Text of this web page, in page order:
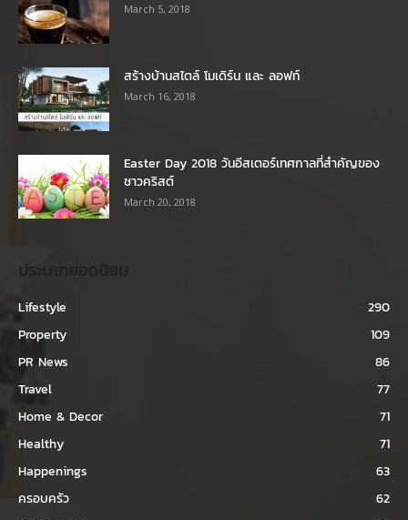
March 5, 2018
สร้างบ้านสไตล์ โมเดิร์น และ ลอฟท์
March 16, 2018
Easter Day 2018 วันอีสเตอร์เทศกาลที่สำคัญของ
ชาวคริสต์
March 20, 2018
Lifestyle
290
Property
109
PR News
86
Travel
77
Home & Decor
71
Healthy
71
Happenings
63
ครอบครัว
62